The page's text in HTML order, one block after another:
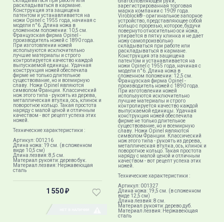
раскладываться в кармане.
Конструкция эта защищена
патентом и устанавливается на
ножи Opinel с 1955 года, начиная с
модели n°6. Длина ножа в
сложенном положении: 10,5 см.
Французская фирма Opinel -
производитель ножей с 1890 года.
При изготовлении ножей
используются исключительно
лучшие материалы и строго
контролируется качество каждой
выпускаемой единицы. Удачная
конструкция ножей обеспечила
фирме не только длительное
существование, но и всемирную
славу. Ножи Opinel являются
символом Франции. Классический
нож этого типа - рукоять из дерева,
металлическая втулка, ось, клинок и
поворотное кольцо. Такая простота
наряду с малой ценой и отличным
качеством - вот рецепт успеха этих
ножей.
Технические характеристики :
Артикул: 001216
Длина ножа: 19 см. (в сложенном
виде 10,5 см)
Длина лезвия: 8,5 см.
Материал рукояти: дерево бук.
Материал лезвия: Нержавеющая
сталь
1 550 ₽
зарегистрированная торговая
марка компании с 1909 года.
Viroblock® - оригинальное запорное
устройство, представляющее собой
кольцо с прорезью, которое, будучи
повернуто относительно оси ножа,
упирается в пятку клинка и не дает
ножу самопроизвольно
складываться при работе или
раскладываться в кармане.
Конструкция эта защищена
патентом и устанавливается на
ножи Opinel с 1955 года, начиная с
модели n°6. Длина ножа в
сложенном положении: 12,5 см.
Французская фирма Opinel -
производитель ножей с 1890 года.
При изготовлении ножей
используются исключительно
лучшие материалы и строго
контролируется качество каждой
выпускаемой единицы. Удачная
конструкция ножей обеспечила
фирме не только длительное
существование, но и всемирную
славу. Ножи Opinel являются
символом Франции. Классический
нож этого типа - рукоять из дерева,
металлическая втулка, ось, клинок и
поворотное кольцо. Такая простота
наряду с малой ценой и отличным
качеством - вот рецепт успеха этих
ножей.
Технические характеристики :
Артикул: 001327
Длина ножа: 19,5 см. (в сложенном
виде 12,5 см)
Длина лезвия: 8 см.
Материал рукояти: дерево дуб.
Материал лезвия: Нержавеющая
сталь